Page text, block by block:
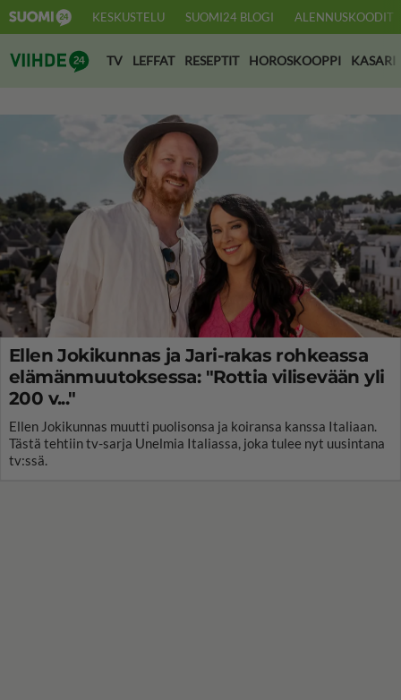
KESKUSTELU SUOMI24 BLOGI ALENNUSKOODIT
Suomi24 Viihde
TV LEFFAT RESEPTIT HOROSKOOPPI KASARI
Ellen Jokikunnas ja Jari-rakas rohkeassa
elämänmuutoksessa: "Rottia vilisevään yli
200 v..."
Ellen Jokikunnas muutti puolisonsa ja koiransa kanssa Italiaan.
Tästä tehtiin tv-sarja Unelmia Italiassa, joka tulee nyt uusintana
tv:ssä.